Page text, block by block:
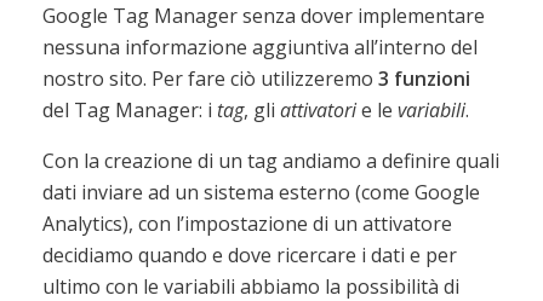
Google Tag Manager senza dover implementare
nessuna informazione aggiuntiva all’interno del
nostro sito. Per fare ciò utilizzeremo 3 funzioni
del Tag Manager: i tag, gli attivatorie le variabili.
Con la creazione di un tag andiamo a definire quali
dati inviare ad un sistema esterno (come Google
Analytics), con l’impostazione di un attivatore
decidiamo quando e dove ricercare i dati e per
ultimo con le variabili abbiamo la possibilità di